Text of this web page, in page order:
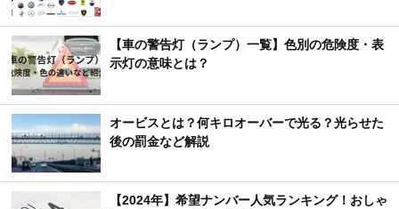
【車の警告灯（ランプ）一覧】色別の危険度・表
示灯の意味とは？
オービスとは？何キロオーバーで光る？光らせた
後の罰金など解説
【2024年】希望ナンバー人気ランキング！おしゃ